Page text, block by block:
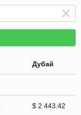
Дубай
$ 2 443.42